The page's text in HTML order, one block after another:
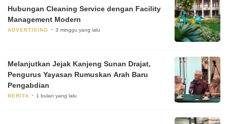
Hubungan Cleaning Service dengan Facility
Management Modern
ADVERTISING 3 minggu yang lalu
Melanjutkan Jejak Kanjeng Sunan Drajat,
Pengurus Yayasan Rumuskan Arah Baru
Pengabdian
BERITA 1 bulan yang lalu